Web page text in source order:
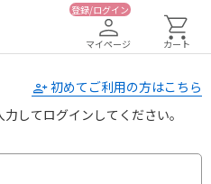
登録/ログイン
マイページ カート
初めてご利用の方はこちら
してログインしてください。